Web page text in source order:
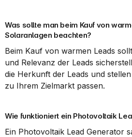
Was sollte man beim Kauf von
Solaranlagen beachten?
Beim Kauf von warmen Leads
und Relevanz der Leads
die Herkunft der Leads und
zu Ihrem Zielmarkt passen.
Wie funktioniert ein Photovoltaik
Ein Photovoltaik Lead Generator